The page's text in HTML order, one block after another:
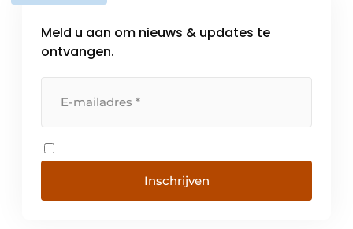
Meld u aan om nieuws & updates te
ontvangen.
Inschrijven